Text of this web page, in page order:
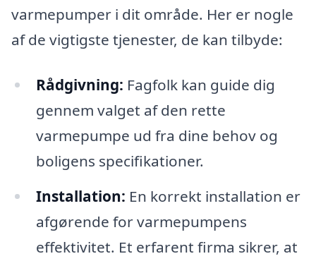
varmepumper i dit område. Her er nogle
af de vigtigste tjenester, de kan tilbyde:
Rådgivning: Fagfolk kan guide dig
gennem valget af den rette
varmepumpe ud fra dine behov og
boligens specifikationer.
Installation: En korrekt installation er
afgørende for varmepumpens
effektivitet. Et erfarent firma sikrer, at